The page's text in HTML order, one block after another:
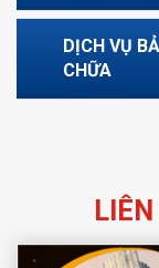
DỊCH VỤ
CHỮA